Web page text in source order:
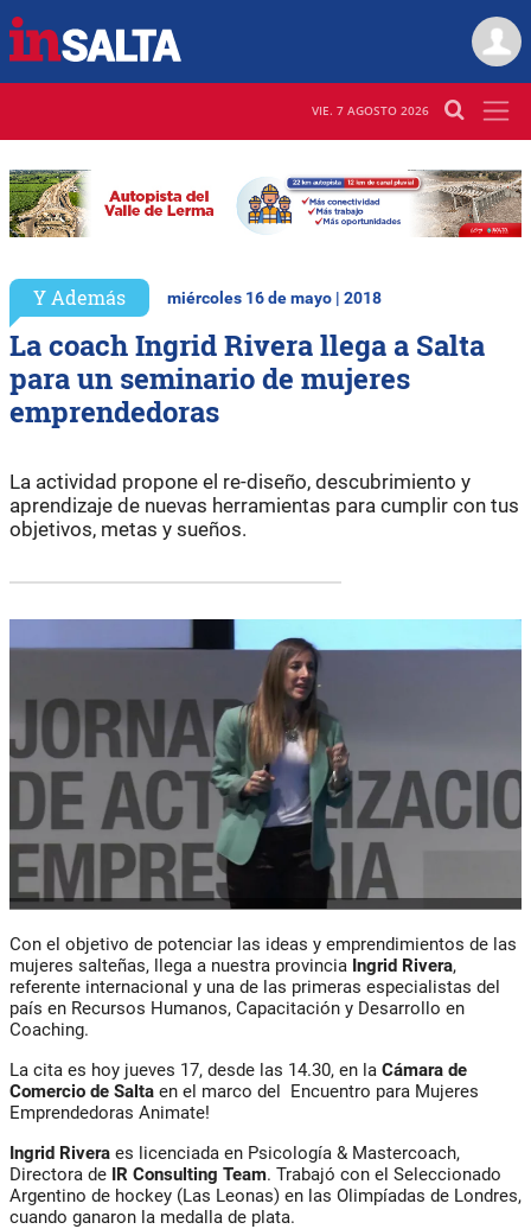
VIE. 7 AGOSTO 2026
Y Además miércoles 16 de mayo | 2018
La coach Ingrid Rivera llega a Salta
para un seminario de mujeres
emprendedoras
La actividad propone el re-diseño, descubrimiento y
aprendizaje de nuevas herramientas para cumplir con tus
objetivos, metas y sueños.
Con el objetivo de potenciar las ideas y emprendimientos de las
mujeres salteñas, llega a nuestra provincia Ingrid Rivera,
referente internacional y una de las primeras especialistas del
país en Recursos Humanos, Capacitación y Desarrollo en
Coaching.
La cita es hoy jueves 17, desde las 14.30, en la Cámara de
Comercio de Salta en el marco del Encuentro para Mujeres
Emprendedoras Animate!
Ingrid Rivera es licenciada en Psicología & Mastercoach,
Directora de IR Consulting Team. Trabajó con el Seleccionado
Argentino de hockey (Las Leonas) en las Olimpíadas de Londres,
cuando ganaron la medalla de plata.